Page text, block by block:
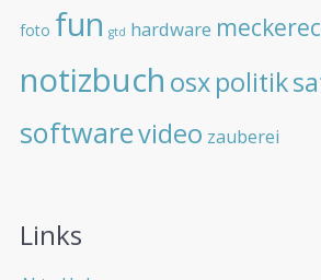
foto fun gtd hardware
notizbuch osxpolitik
softwarevideo zauberei
Links